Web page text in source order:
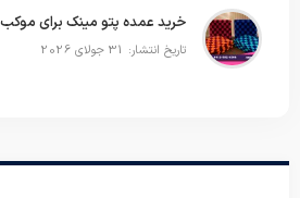
تاریخ انتشار: 31 جولای 2026